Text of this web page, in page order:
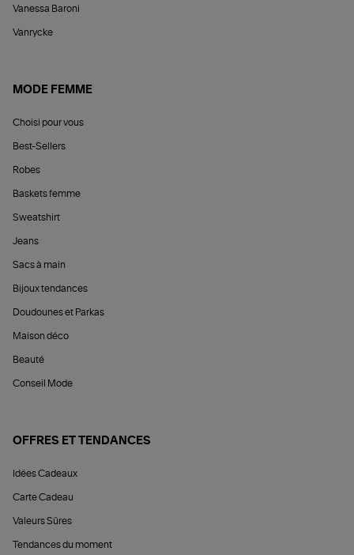
Vanessa Baroni
Vanrycke
MODE FEMME
Choisi pour vous
Best-Sellers
Robes
Baskets femme
Sweatshirt
Jeans
Sacs à main
Bijoux tendances
Doudounes et Parkas
Maison déco
Beauté
Conseil Mode
OFFRES ET TENDANCES
Idées Cadeaux
Carte Cadeau
Valeurs Sûres
Tendances du moment